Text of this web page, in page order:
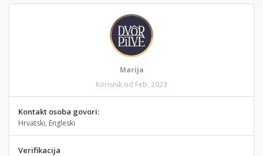
Marija
Korisnik od Feb, 2023
Kontakt osoba govori:
Hrvatski, Engleski
Verifikacija